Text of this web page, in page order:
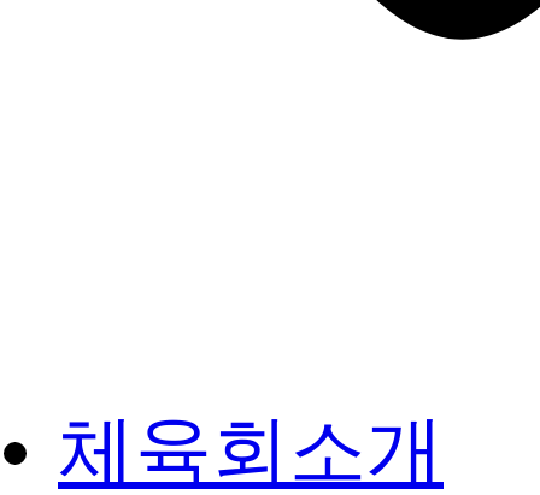
체육회소개